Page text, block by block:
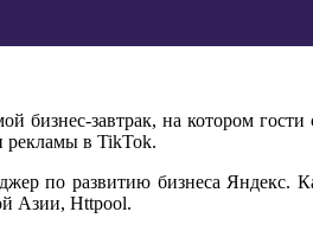
бизнес-завтрак, на котором
рекламы в TikTok.
по развитию бизнеса Яндекс.
Азии, Httpool.